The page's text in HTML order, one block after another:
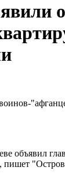
объявил
пишет